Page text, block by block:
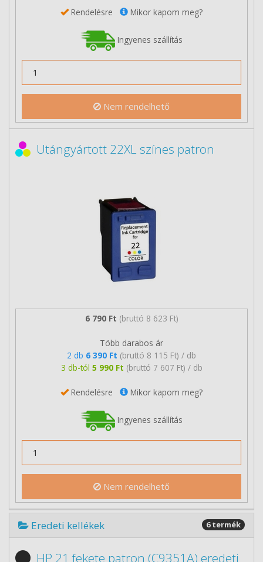
Rendelésre Mikor kapom meg?
Ingyenes szállítás
Nem rendelhető
Utángyártott 22XL színes patron
6 790 Ft (bruttó 8 623 Ft)
Több darabos ár
2 db 6 390 Ft (bruttó 8 115 Ft) / db
3 db-tól 5 990 Ft (bruttó 7 607 Ft) / db
Rendelésre Mikor kapom meg?
Ingyenes szállítás
Nem rendelhető
Eredeti kellékek 6 termék
HP 21 fekete patron (C9351A) eredeti